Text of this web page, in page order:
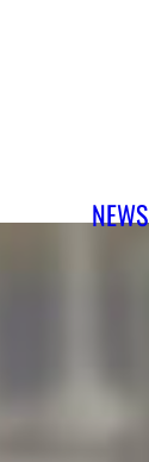
NEWS